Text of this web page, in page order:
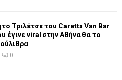
Τριλέτσε του Caretta Van Bar
έγινε viral στην Αθήνα θα το
0